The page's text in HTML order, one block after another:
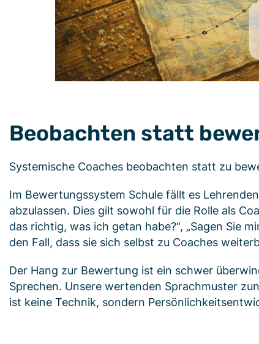
Beobachten statt
Systemische Coaches beobachten statt zu
Im Bewertungssystem Schule fällt es
abzulassen. Dies gilt sowohl für die Rolle als
das richtig, was ich getan habe?“, „Sagen Sie
den Fall, dass sie sich selbst zu Coaches
Der Hang zur Bewertung ist ein schwer
Sprechen. Unsere wertenden Sprachmuster
ist keine Technik, sondern